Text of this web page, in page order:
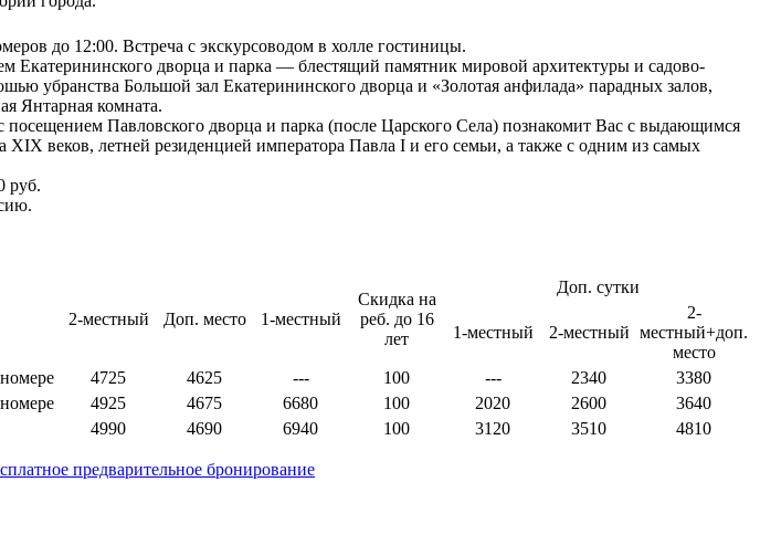
до 12:00. Встреча с экскурсоводом в холле гостиницы.
Екатерининского дворца и парка — блестящий памятник мировой архитектуры и садово-
убранства Большой зал Екатерининского дворца и «Золотая анфилада» парадных залов,
Янтарная комната.
посещением Павловского дворца и парка (после Царского Села) познакомит Вас с выдающимся
веков, летней резиденцией императора Павла I и его семьи, а также с одним из самых
руб.
2-местный Доп. место 1-местный
Скидка на
реб. до 16
лет
Доп. сутки
1-местный 2-местный
2-
местный+доп.
место
4725 4625 --- 100 --- 2340
3380
4925 4675 6680 100 2020 2600
3640
4990 4690 6940 100 3120 3510 4810
предварительное бронирование